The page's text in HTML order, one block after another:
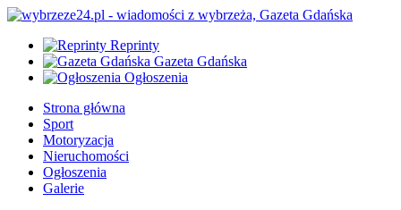
Reprinty
Gazeta Gdańska
Ogłoszenia
Strona główna
Sport
Motoryzacja
Nieruchomości
Ogłoszenia
Galerie